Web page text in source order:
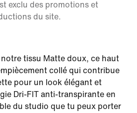
exclu des promotions et
du site.
tissu Matte doux, ce haut
collé qui contribue
pour un look élégant et
Dri-FIT anti-transpirante en
du studio que tu peux porter